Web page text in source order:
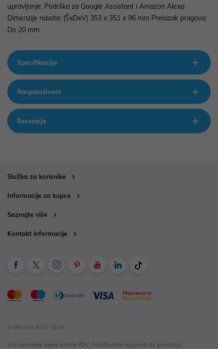
upravljanje: Podrška za Google Assistant i Amazon Alexa
Dimenzije robota: (ŠxDxV) 353 x 351 x 96 mm Prelazak pragova:
Do 20 mm
Specifikacija
Raspoloživost
Recenzije
Služba za korisnike
Informacije za kupce
Saznajte više
Kontakt informacije
© Mikronis 2012-2026
Sve navedene cijene sadrže PDV. Pokušavamo osigurati što preciznije